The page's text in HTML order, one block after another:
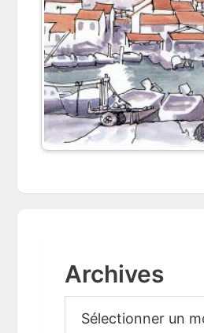
Archives